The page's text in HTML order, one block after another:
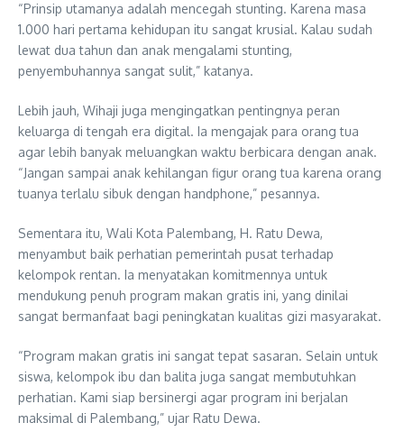
“Prinsip utamanya adalah mencegah stunting. Karena masa
1.000 hari pertama kehidupan itu sangat krusial. Kalau sudah
lewat dua tahun dan anak mengalami stunting,
penyembuhannya sangat sulit,” katanya.
Lebih jauh, Wihaji juga mengingatkan pentingnya peran
keluarga di tengah era digital. Ia mengajak para orang tua
agar lebih banyak meluangkan waktu berbicara dengan anak.
“Jangan sampai anak kehilangan figur orang tua karena orang
tuanya terlalu sibuk dengan handphone,” pesannya.
Sementara itu, Wali Kota Palembang, H. Ratu Dewa,
menyambut baik perhatian pemerintah pusat terhadap
kelompok rentan. Ia menyatakan komitmennya untuk
mendukung penuh program makan gratis ini, yang dinilai
sangat bermanfaat bagi peningkatan kualitas gizi masyarakat.
“Program makan gratis ini sangat tepat sasaran. Selain untuk
siswa, kelompok ibu dan balita juga sangat membutuhkan
perhatian. Kami siap bersinergi agar program ini berjalan
maksimal di Palembang,” ujar Ratu Dewa.